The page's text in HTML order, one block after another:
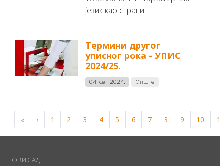
језик као страни
Термини другог
уписног рока - УПИС
2024/25.
04. сеп 2024. Опште
« ‹ 1 2 3 4 5 6 7 8 9 10
НОВИ САД